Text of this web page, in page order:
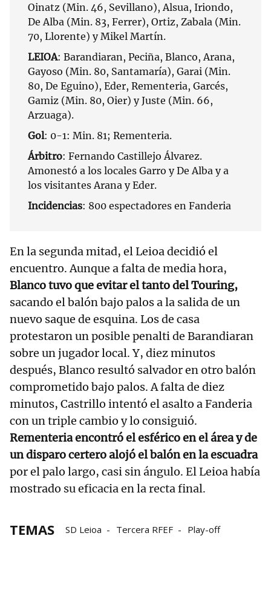
Oinatz (Min. 46, Sevillano), Alsua, Iriondo,
De Alba (Min. 83, Ferrer), Ortiz, Zabala (Min.
70, Llorente) y Mikel Martín.
LEIOA: Barandiaran, Peciña, Blanco, Arana,
Gayoso (Min. 80, Santamaría), Garai (Min.
80, De Eguino), Eder, Rementeria, Garcés,
Gamiz (Min. 80, Oier) y Juste (Min. 66,
Arzuaga).
Gol: 0-1: Min. 81; Rementeria.
Árbitro: Fernando Castillejo Álvarez.
Amonestó a los locales Garro y De Alba y a
los visitantes Arana y Eder.
Incidencias: 800 espectadores en Fanderia
En la segunda mitad, el Leioa decidió el
encuentro. Aunque a falta de media hora,
Blanco tuvo que evitar el tanto del Touring,
sacando el balón bajo palos a la salida de un
nuevo saque de esquina. Los de casa
protestaron un posible penalti de Barandiaran
sobre un jugador local. Y, diez minutos
después, Blanco resultó salvador en otro balón
comprometido bajo palos. A falta de diez
minutos, Castrillo intentó el asalto a Fanderia
con un triple cambio y lo consiguió.
Rementeria encontró el esférico en el área y de
un disparo certero alojó el balón en la escuadra
por el palo largo, casi sin ángulo. El Leioa había
mostrado su eficacia en la recta final.
TEMAS SD Leioa Tercera RFEF Play-off